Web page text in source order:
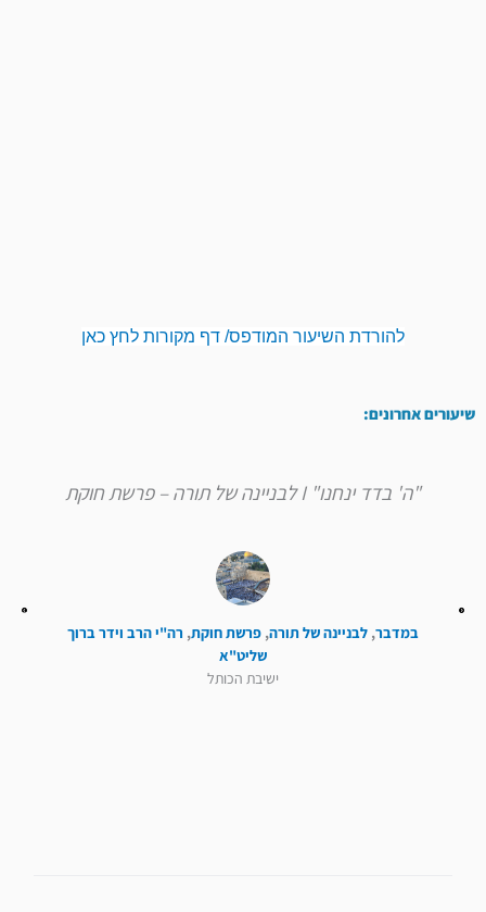
להורדת השיעור המודפס/ דף מקורות לחץ כאן
שיעורים אחרונים:
"ה' בדד ינחנו" I לבניינה של תורה – פרשת חוקת
במדבר, לבניינה של תורה, פרשת חוקת, רה"י הרב וידר ברוך
שליט"א
ישיבת הכותל